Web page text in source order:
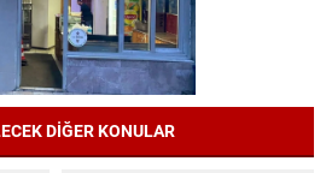
DİĞER KONULAR